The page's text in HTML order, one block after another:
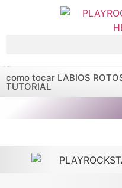
Saltar al contenido
como tocar LABIOS
TUTORIAL